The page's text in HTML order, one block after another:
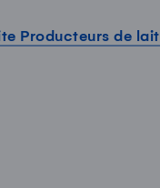
Producteurs de lait